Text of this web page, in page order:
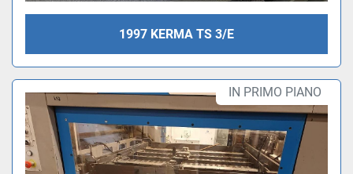
1997 KERMA TS 3/E
IN PRIMO PIANO